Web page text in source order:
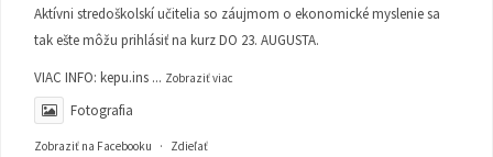
Aktívni stredoškolskí učitelia so záujmom o ekonomické myslenie sa
tak ešte môžu prihlásiť na kurz DO 23. AUGUSTA.
VIAC INFO: kepu.ins ... Zobraziť viac
Fotografia
Zobraziť na Facebooku · Zdieľať